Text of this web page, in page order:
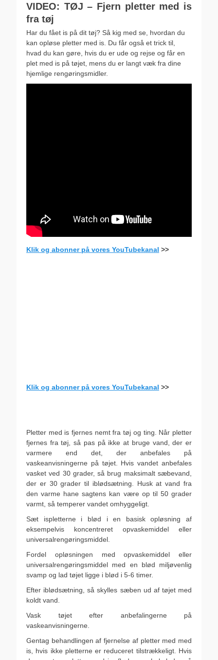
VIDEO: TØJ – Fjern pletter med is
fra tøj
Har du fået is på dit tøj? Så kig med se, hvordan du
kan opløse pletter med is. Du får også et trick til,
hvad du kan gøre, hvis du er ude og rejse og får en
plet med is på tøjet, mens du er langt væk fra dine
hjemlige rengøringsmidler.
Klik og abonner på vores YouTubekanal >>
Klik og abonner på vores YouTubekanal >>
Pletter med is fjernes nemt fra tøj og ting. Når pletter
fjernes fra tøj, så pas på ikke at bruge vand, der er
varmere end det, der anbefales på
vaskeanvisningerne på tøjet. Hvis vandet anbefales
vasket ved 30 grader, så brug maksimalt sæbevand,
der er 30 grader til iblødsætning. Husk at vand fra
den varme hane sagtens kan være op til 50 grader
varmt, så temperer vandet omhyggeligt.
Sæt ispletterne i blød i en basisk opløsning af
eksempelvis koncentreret opvaskemiddel eller
universalrengøringsmiddel.
Fordel opløsningen med opvaskemiddel eller
universalrengøringsmiddel med en blød miljøvenlig
svamp og lad tøjet ligge i blød i 5-6 timer.
Efter iblødsætning, så skylles sæben ud af tøjet med
koldt vand.
Vask tøjet efter anbefalingerne på
vaskeanvisningerne.
Gentag behandlingen af fjernelse af pletter med med
is, hvis ikke pletterne er reduceret tilstrækkeligt. Hvis